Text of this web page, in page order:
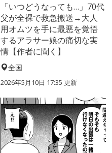
「いつどうなっても…」70代
父が全裸で救急搬送→大人
用オムツを手に最悪を覚悟
するアラサー娘の痛切な実
情【作者に聞く】
全国
2026年5月10日 17:35 更新